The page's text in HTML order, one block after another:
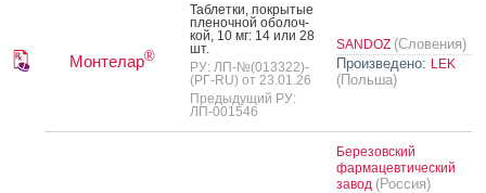
Монтелар®
Таб­летки, пок­ры­тые
пле­ноч­ной обо­лоч­
кой, 10 мг: 14 или 28
шт.
РУ: ЛП-№(013322)-
(РГ-RU) от 23.01.26
Предыдущий РУ:
ЛП-001546
SANDOZ (Словения)
Произведено: LEK
(Польша)
Березовский
фармацевтический
завод (Россия)